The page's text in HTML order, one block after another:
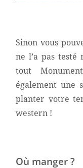
Sinon vous
ne l’a pas
tout
également une
planter votre
western !
Où manger ?